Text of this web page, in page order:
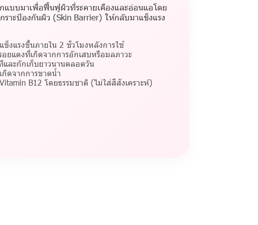
แบบมาเพื่อฟื้นฟูผิวที่ระคายเคืองและอ่อนแอโดย
ราะป้องกันผิว (Skin Barrier) ให้กลับมาแข็งแรง
ข็งแรงขึ้นภายใน 2 ชั่วโมงหลังการใช้
อยแดงที่เกิดจากการอักเสบหรือมลภาวะ
ละกักเก็บยาวนานตลอดวัน
ดจากการขาดน้ำ
B12 โดยธรรมชาติ (ไม่ใส่สีสังเคราะห์)